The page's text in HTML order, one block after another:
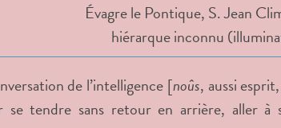
Évagre le Pontique, S. Jean
hiérarque inconnu
de l’intelligence [noûs, aussi
se tendre sans retour en arrière, aller